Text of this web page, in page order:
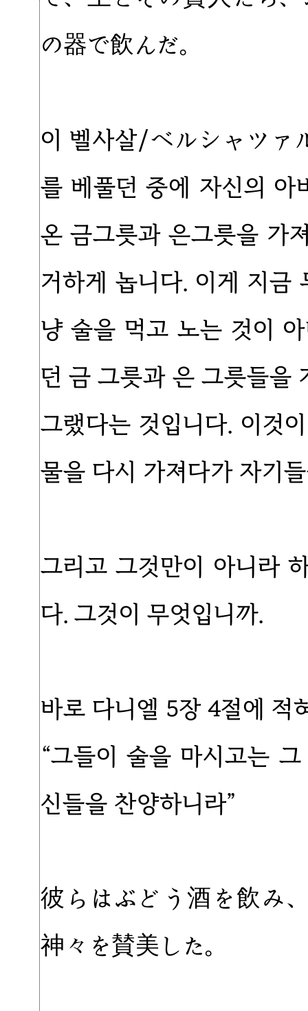
の器で飲んだ。
이 벨사살/ベルシャツァ
를 베풀던 중에 자신의 아
온 금그릇과 은그릇을 가
거하게 놉니다. 이게 지금
냥 술을 먹고 노는 것이
던 금 그릇과 은 그릇들을
그랬다는 것입니다. 이것
물을 다시 가져다가 자기
그리고 그것만이 아니라
다. 그것이 무엇입니까.
바로 다니엘 5장 4절에 적
“그들이 술을 마시고는
신들을 찬양하니라”
彼らはぶどう酒を飲み
神々を賛美した。